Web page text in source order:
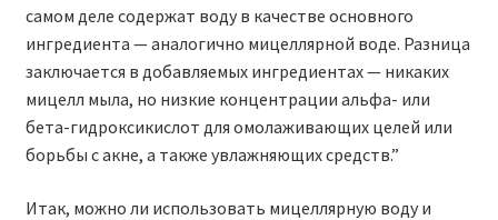
самом деле содержат воду в качестве основного
ингредиента — аналогично мицеллярной воде. Разница
заключается в добавляемых ингредиентах — никаких
мицелл мыла, но низкие концентрации альфа- или
бета-гидроксикислот для омолаживающих целей или
борьбы с акне, а также увлажняющих средств.”
Итак, можно ли использовать мицеллярную воду и